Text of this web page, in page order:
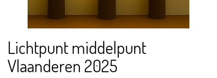
Lichtpunt middelpunt
Vlaanderen 2025